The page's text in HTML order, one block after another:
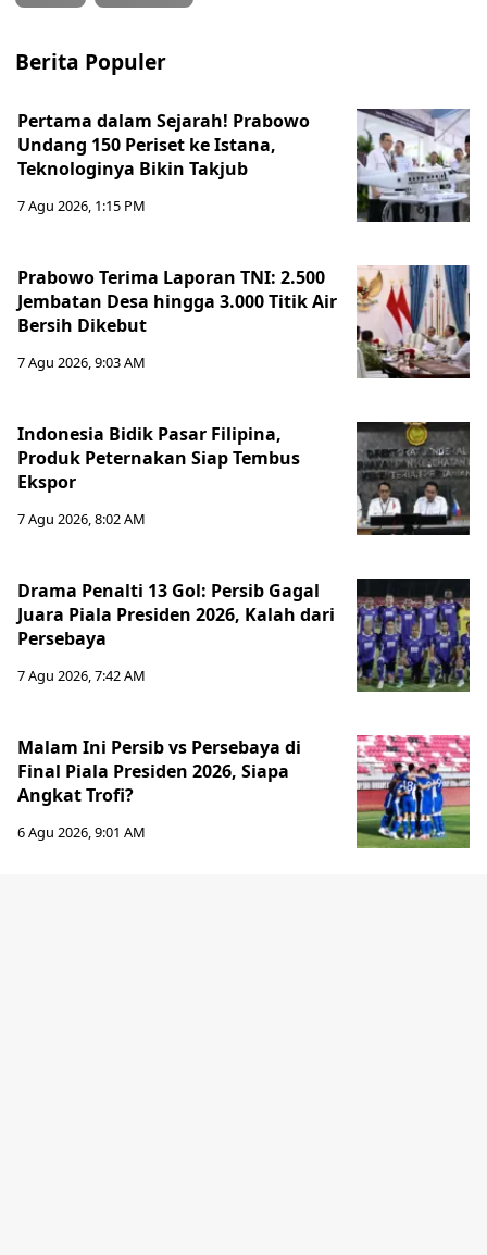
Berita Populer
Pertama dalam Sejarah! Prabowo
Undang 150 Periset ke Istana,
Teknologinya Bikin Takjub
7 Agu 2026, 1:15 PM
Prabowo Terima Laporan TNI: 2.500
Jembatan Desa hingga 3.000 Titik Air
Bersih Dikebut
7 Agu 2026, 9:03 AM
Indonesia Bidik Pasar Filipina,
Produk Peternakan Siap Tembus
Ekspor
7 Agu 2026, 8:02 AM
Drama Penalti 13 Gol: Persib Gagal
Juara Piala Presiden 2026, Kalah dari
Persebaya
7 Agu 2026, 7:42 AM
Malam Ini Persib vs Persebaya di
Final Piala Presiden 2026, Siapa
Angkat Trofi?
6 Agu 2026, 9:01 AM